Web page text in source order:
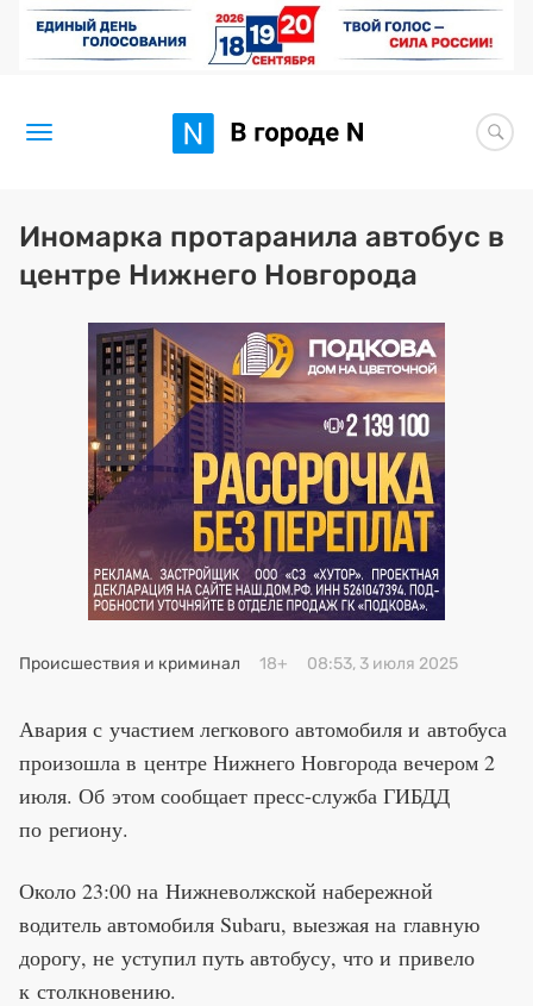
Новости
Статьи
Здоровье
BORЩ
Искусство исцелять
Премия 2026 (текущая)
Премия 2025
Эксперты
Иномарка протаранила автобус в
центре Нижнего Новгорода
Происшествия и криминал 18+ 08:53, 3 июля 2025
Авария с участием легкового автомобиля и автобуса
произошла в центре Нижнего Новгорода вечером 2
июля. Об этом сообщает пресс-служба ГИБДД
по региону.
Около 23:00 на Нижневолжской набережной
водитель автомобиля Subaru, выезжая на главную
дорогу, не уступил путь автобусу, что и привело
к столкновению.